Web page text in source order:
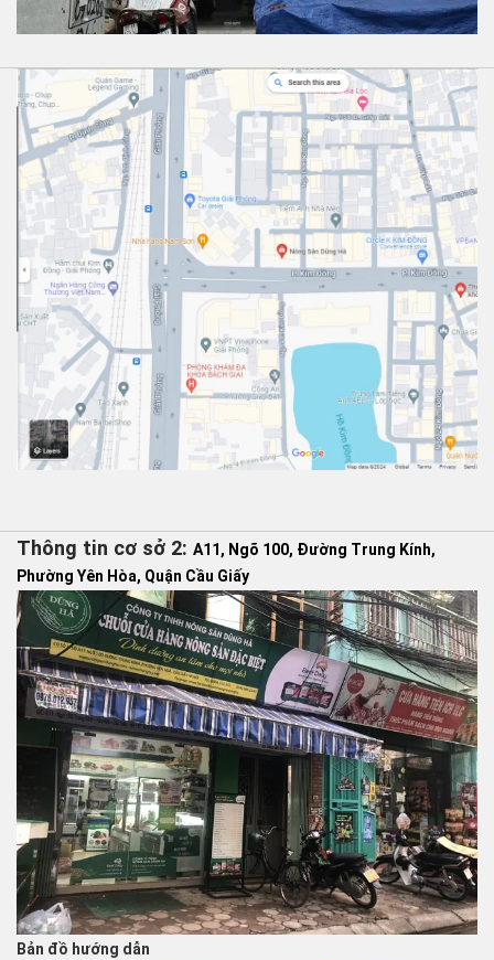
Thông tin cơ sở 2: A11, Ngõ 100, Đường Trung Kính,
Phường Yên Hòa, Quận Cầu Giấy
Bản đồ hướng dẫn